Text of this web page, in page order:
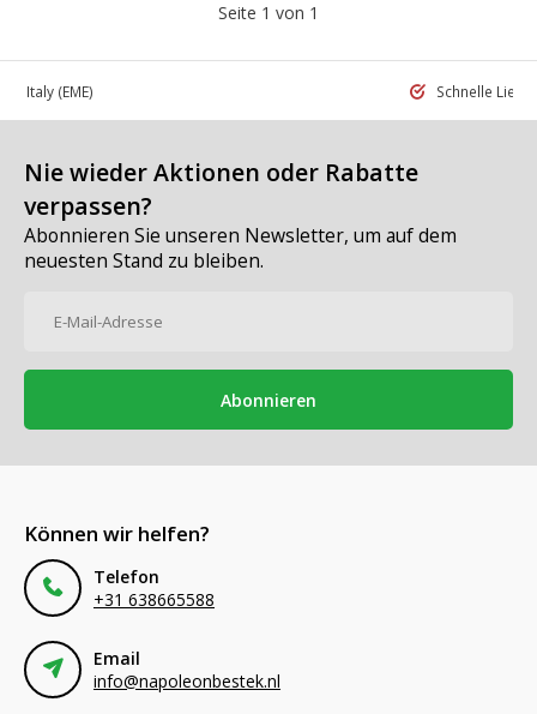
Seite 1 von 1
in Italy (EME) Schnelle
Nie wieder Aktionen oder Rabatte
verpassen?
Abonnieren Sie unseren Newsletter, um auf dem
neuesten Stand zu bleiben.
Abonnieren
Können wir helfen?
Telefon
+31 638665588
Email
info@napoleonbestek.nl